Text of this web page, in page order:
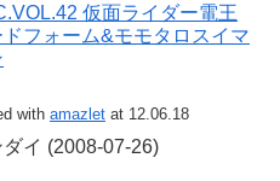
仮面ライダー電王
ドフォーム&モモタロスイマ
with amazlet at 12.06.18
イ (2008-07-26)